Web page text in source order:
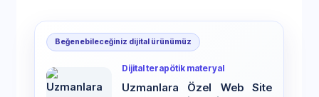
Beğenebileceğiniz dijital ürünümüz
Dijital terapötik materyal
Uzmanlara Özel Web Site